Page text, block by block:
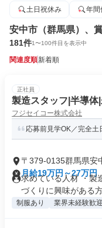
土日祝休み
年間
安中市（群馬県）、
181件1〜100件目を表示中
関連度順新着順
正社員
製造スタッフ|半導
フジセイコー株式会社
応募前見学OK／完全
〒379-0135群馬県安
月給19万円～27万円
求めている人材 ・製
づくりに興味がある
制服あり 業界未経験歓迎